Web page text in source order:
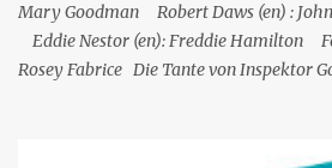
Mary Goodman Robert Daws (en) :
Eddie Nestor (en): Freddie Hamilton
Rosey Fabrice Die Tante von Inspektor
er tat, als er auf die Insel kam, war, Neil